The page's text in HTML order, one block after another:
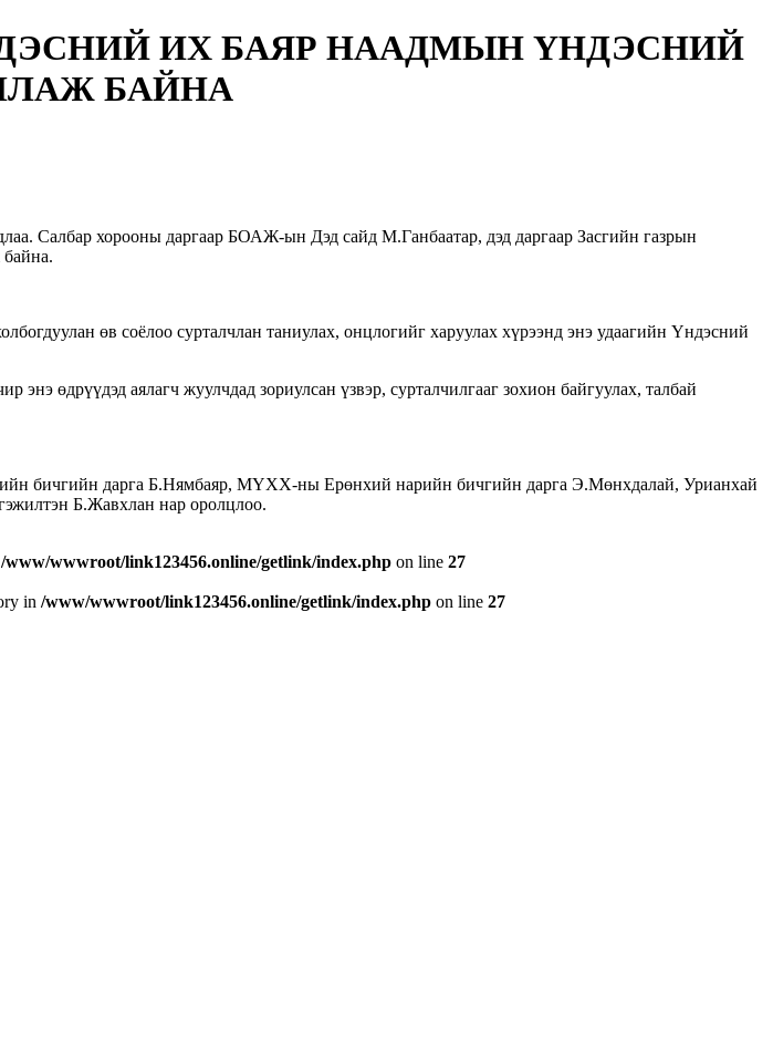
ИХ БАЯР НААДМЫН ҮНДЭСНИЙ
БАЙНА
Салбар хорооны даргаар БОАЖ-ын Дэд сайд М.Ганбаатар, дэд даргаар Засгийн газрын
өв соёлоо сурталчлан таниулах, онцлогийг харуулах хүрээнд энэ удаагийн Үндэсний
өдрүүдэд аялагч жуулчдад зориулсан үзвэр, сурталчилгааг зохион байгуулах, талбай
бичгийн дарга Б.Нямбаяр, МҮХХ-ны Ерөнхий нарийн бичгийн дарга Э.Мөнхдалай, Урианхай
Б.Жавхлан нар оролцлоо.
/www/wwwroot/link123456.online/getlink/index.php on line 27
in /www/wwwroot/link123456.online/getlink/index.php on line 27